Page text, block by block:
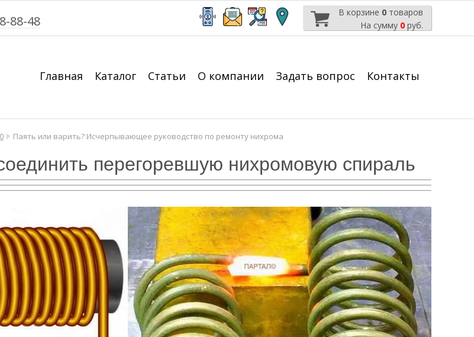
88-48
В корзине 0 товаров
На сумму 0 руб.
Главная Каталог Статьи О компании Задать вопрос Контакты
Паять или варить? Исчерпывающее руководство по ремонту нихрома
перегоревшую нихромовую спираль